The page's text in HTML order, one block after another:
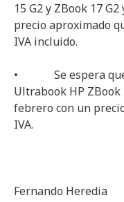
15 G2 y ZBook 17
precio aproximado
IVA incluido.
• Se espera que
Ultrabook HP
febrero con un
IVA.
Fernando Heredia